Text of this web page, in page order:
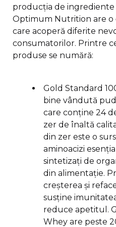
producția de
Optimum Nutrition are o
care acoperă diferite
consumatorilor. Printre
produse se numără:
Gold Standard
bine vândută
care conține 24
zer de înaltă
din zer este o
aminoacizi
sintetizați de
din alimentație.
creșterea și
susține
reduce apetitul.
Whey are peste